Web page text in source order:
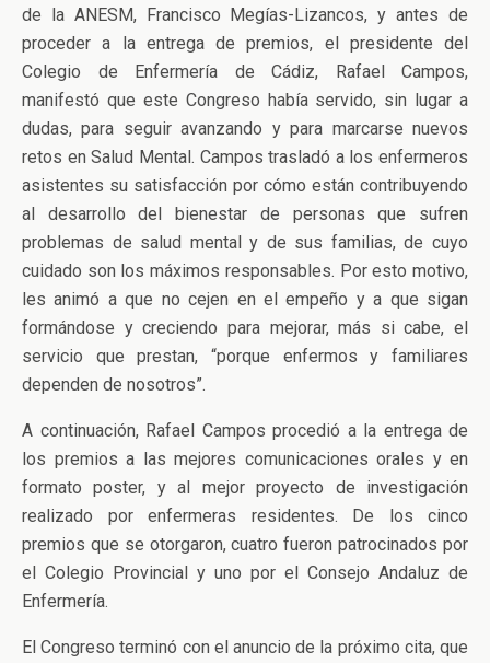
de la ANESM, Francisco Megías-Lizancos, y antes de
proceder a la entrega de premios, el presidente del
Colegio de Enfermería de Cádiz, Rafael Campos,
manifestó que este Congreso había servido, sin lugar a
dudas, para seguir avanzando y para marcarse nuevos
retos en Salud Mental. Campos trasladó a los enfermeros
asistentes su satisfacción por cómo están contribuyendo
al desarrollo del bienestar de personas que sufren
problemas de salud mental y de sus familias, de cuyo
cuidado son los máximos responsables. Por esto motivo,
les animó a que no cejen en el empeño y a que sigan
formándose y creciendo para mejorar, más si cabe, el
servicio que prestan, “porque enfermos y familiares
dependen de nosotros”.
A continuación, Rafael Campos procedió a la entrega de
los premios a las mejores comunicaciones orales y en
formato poster, y al mejor proyecto de investigación
realizado por enfermeras residentes. De los cinco
premios que se otorgaron, cuatro fueron patrocinados por
el Colegio Provincial y uno por el Consejo Andaluz de
Enfermería.
El Congreso terminó con el anuncio de la próximo cita, que